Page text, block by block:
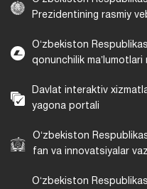
Prezidentining rasmiy
Oʻzbekiston Respublikasi
qonunchilik maʼlumotlari
Davlat interaktiv
yagona portali
Oʻzbekiston
fan va innovatsiyalar
Oʻzbekiston Respublikasi